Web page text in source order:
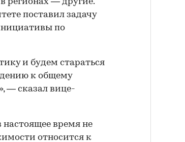
поставил задачу
по
и будем стараться
к общему
— сказал вице-
настоящее время не
относится к